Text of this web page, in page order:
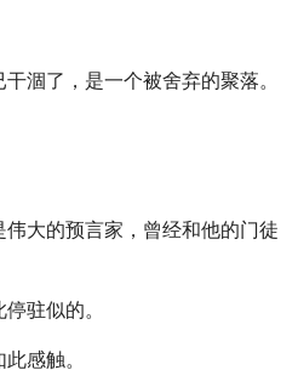
涸了，是一个被舍弃的聚落。
大的预言家，曾经和他的门徒
驻似的。
感触。